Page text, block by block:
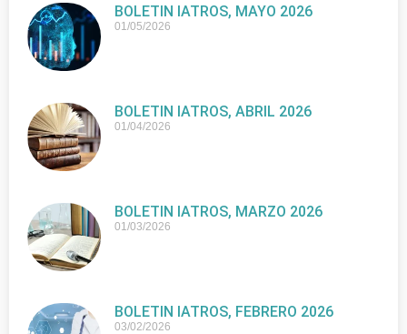
BOLETIN IATROS, MAYO 2026
01/05/2026
BOLETIN IATROS, ABRIL 2026
01/04/2026
BOLETIN IATROS, MARZO 2026
01/03/2026
BOLETIN IATROS, FEBRERO 2026
03/02/2026